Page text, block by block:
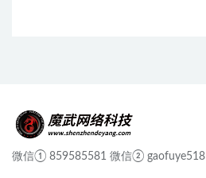
微信① 859585581 微信② gaofuye518